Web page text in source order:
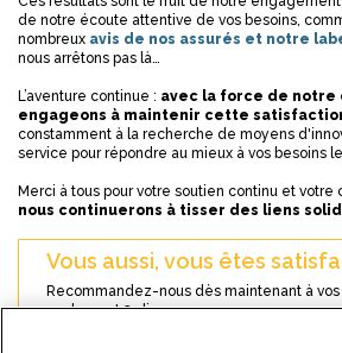
de notre écoute attentive de vos besoins,
nombreux avis de nos assurés et notre
nous arrêtons pas là…
L’aventure continue : avec la force de notre
engageons à maintenir cette
constamment à la recherche de moyens
service pour répondre au mieux à vos besoins
Merci à tous pour votre soutien continu et votre
nous continuerons à tisser des liens
Vous aussi, vous êtes
Recommandez-nous dès maintenant à
seulement 3 clics